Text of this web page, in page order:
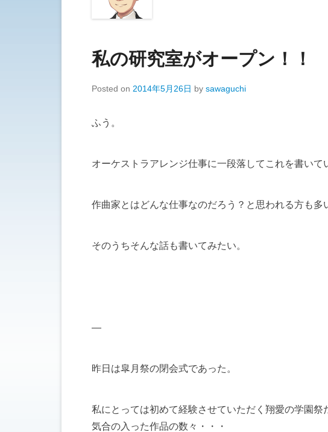
私の研究室がオープン！！
Posted on 2014年5月26日 by sawaguchi
ふう。
オーケストラアレンジ仕事に一段落してこれを書いて
作曲家とはどんな仕事なのだろう？と思われる方も多
そのうちそんな話も書いてみたい。
—
昨日は皐月祭の閉会式であった。
私にとっては初めて経験させていただく翔愛の学園
気合の入った作品の数々・・・